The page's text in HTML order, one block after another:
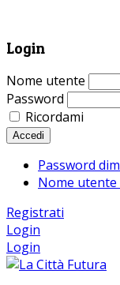
Login
Nome utente
Password
Ricordami
Accedi
Password
Nome utente
Registrati
Login
Login